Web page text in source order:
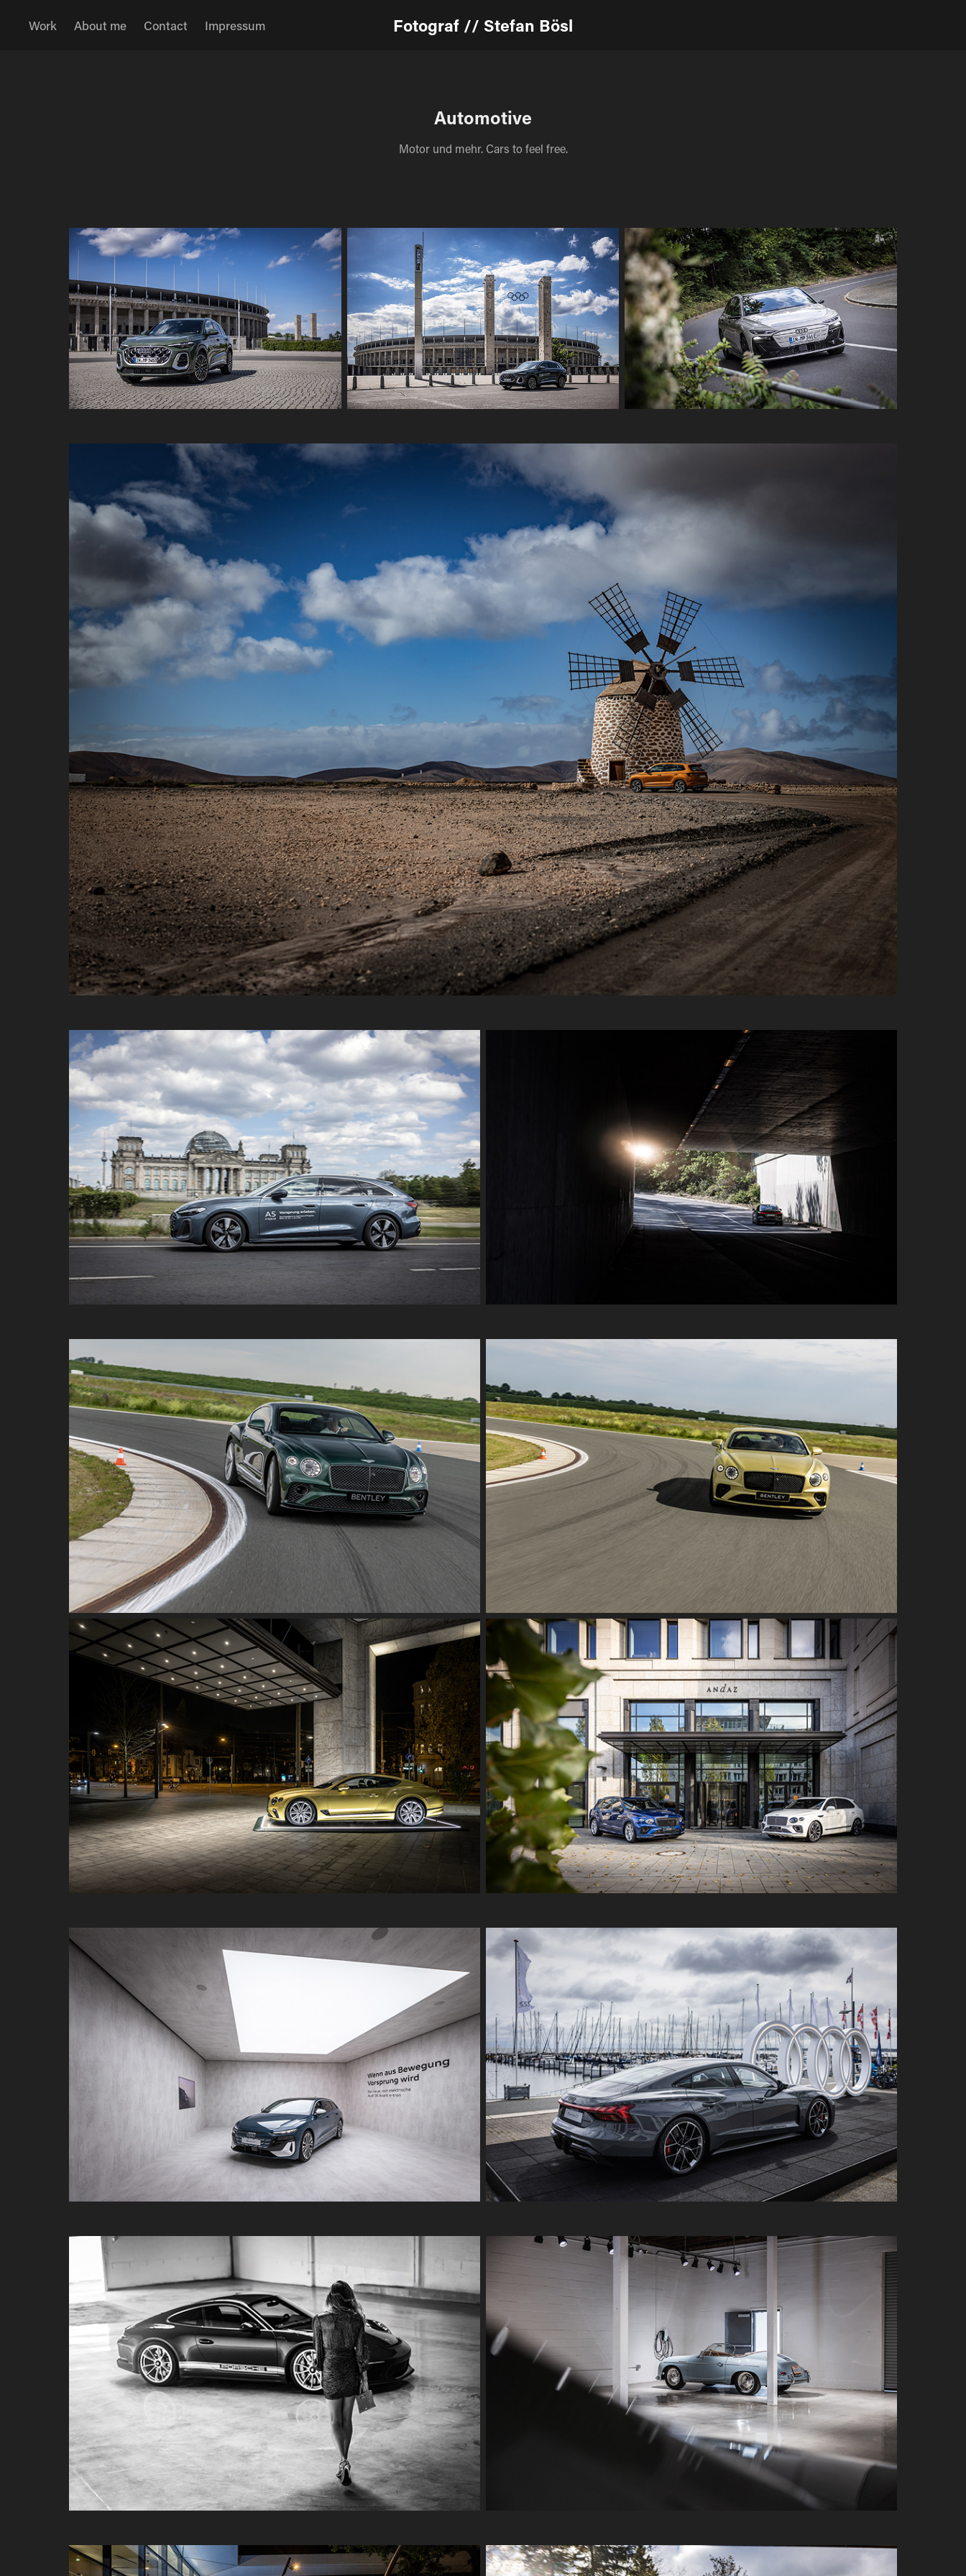
Work About me Contact Impressum Fotograf // Stefan Bösl
Automotive
Motor und mehr. Cars to feel free.